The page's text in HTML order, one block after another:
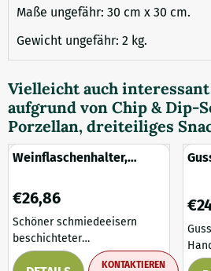
Maße ungefähr: 30 cm x 30 cm.
Gewicht ungefähr: 2 kg.
Vielleicht auch interessant
aufgrund von Chip & Dip-
Porzellan, dreiteiliges
Weinflaschenhalter,
Preis: 26,86
€26,86
Schöner schmiedeeisern
beschichteter
Weinflaschenhalter. Dieser
KONTAKTIEREN